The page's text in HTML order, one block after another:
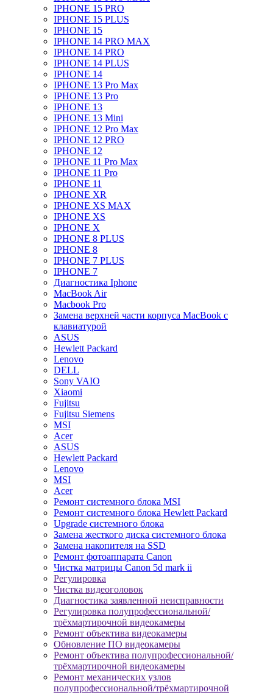
IPHONE 15 PRO
IPHONE 15 PLUS
IPHONE 15
IPHONE 14 PRO MAX
IPHONE 14 PRO
IPHONE 14 PLUS
IPHONE 14
IPHONE 13 Pro Max
IPHONE 13 Pro
IPHONE 13
IPHONE 13 Mini
IPHONE 12 Pro Max
IPHONE 12 PRO
IPHONE 12
IPHONE 11 Pro Max
IPHONE 11 Pro
IPHONE 11
IPHONE XR
IPHONE XS MAX
IPHONE XS
IPHONE X
IPHONE 8 PLUS
IPHONE 8
IPHONE 7 PLUS
IPHONE 7
Диагностика Iphone
MacBook Air
Macbook Pro
Замена верхней части корпуса MacBook с
клавиатурой
ASUS
Hewlett Packard
Lenovo
DELL
Sony VAIO
Xiaomi
Fujitsu
Fujitsu Siemens
MSI
Acer
ASUS
Hewlett Packard
Lenovo
MSI
Acer
Ремонт системного блока MSI
Ремонт системного блока Hewlett Packard
Upgrade системного блока
Замена жесткого диска системного блока
Замена накопителя на SSD
Ремонт фотоаппарата Canon
Чистка матрицы Canon 5d mark ii
Регулировка
Чистка видеоголовок
Диагностика заявленной неисправности
Регулировка полупрофессиональной/
трёхмартирочной видеокамеры
Ремонт объектива видеокамеры
Обновление ПО видеокамеры
Ремонт объектива полупрофессиональной/
трёхмартирочной видеокамеры
Ремонт механических узлов
полупрофессиональной/трёхмартирочной